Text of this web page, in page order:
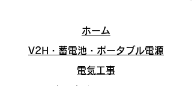
ホーム
V2H・蓄電池・ポータブル電源
電気工事